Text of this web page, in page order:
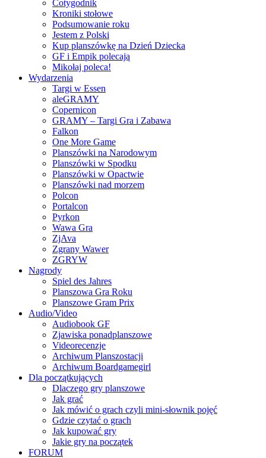
Cotygodnik
Kroniki stołowe
Podsumowanie roku
Jestem z Polski
Kup planszówkę na Dzień Dziecka
GF i Empik polecają
Mikołaj poleca!
Wydarzenia
Targi w Essen
aleGRAMY
Copernicon
GRAMY – Targi Gra i Zabawa
Falkon
One More Game
Planszówki na Narodowym
Planszówki w Spodku
Planszówki w Opactwie
Planszówki nad morzem
Polcon
Portalcon
Pyrkon
Wawa Gra
ZjAva
Zgrany Wawer
ZGRYW
Nagrody
Spiel des Jahres
Planszowa Gra Roku
Planszowe Gram Prix
Audio/Video
Audiobook GF
Zjawiska ponadplanszowe
Videorecenzje
Archiwum Planszostacji
Archiwum Boardgamegirl
Dla początkujących
Dlaczego gry planszowe
Jak grać
Jak mówić o grach czyli mini-słownik pojęć
Gdzie czytać o grach
Jak kupować gry
Jakie gry na początek
FORUM